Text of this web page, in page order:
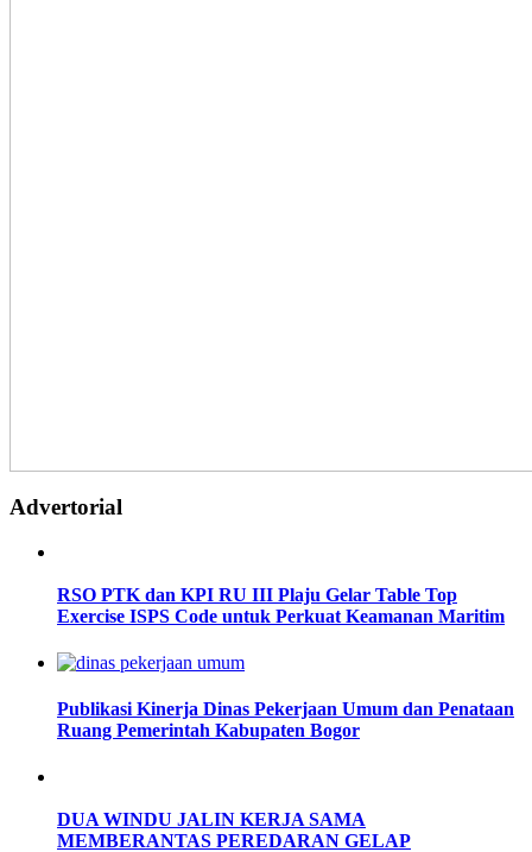
Advertorial
RSO PTK dan KPI RU III Plaju Gelar Table Top
Exercise ISPS Code untuk Perkuat Keamanan Maritim
Publikasi Kinerja Dinas Pekerjaan Umum dan Penataan
Ruang Pemerintah Kabupaten Bogor
DUA WINDU JALIN KERJA SAMA
MEMBERANTAS PEREDARAN GELAP